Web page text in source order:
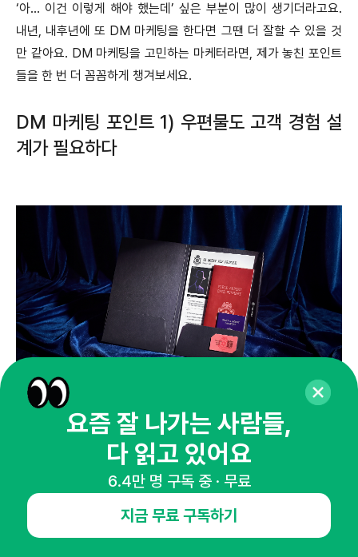
‘아… 이건 이렇게 해야 했는데’ 싶은 부분이 많이 생기더라고요.
내년, 내후년에 또 DM 마케팅을 한다면 그땐 더 잘할 수 있을 것
만 같아요. DM 마케팅을 고민하는 마케터라면, 제가 놓친 포인트
들을 한 번 더 꼼꼼하게 챙겨보세요.
DM 마케팅 포인트 1) 우편물도 고객 경험 설
계가 필요하다
봉투에 든 파일을 꺼내면 패키지 전체를 한 눈에 확인할 수 있게 만
들었습니다. 파일에 꽂힌 빨간 명함 뒷면에는 인증샷 이벤트 참여
방법이 인쇄돼 있죠. CTA 명함과 이벤트 안내문을 양면으로 인쇄
요즘 잘 나가는 사람들,
다 읽고 있어요
6.4만 명 구독 중 · 무료
지금 무료 구독하기